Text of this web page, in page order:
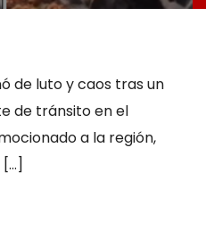
de luto y caos tras un
de tránsito en el
a la región,